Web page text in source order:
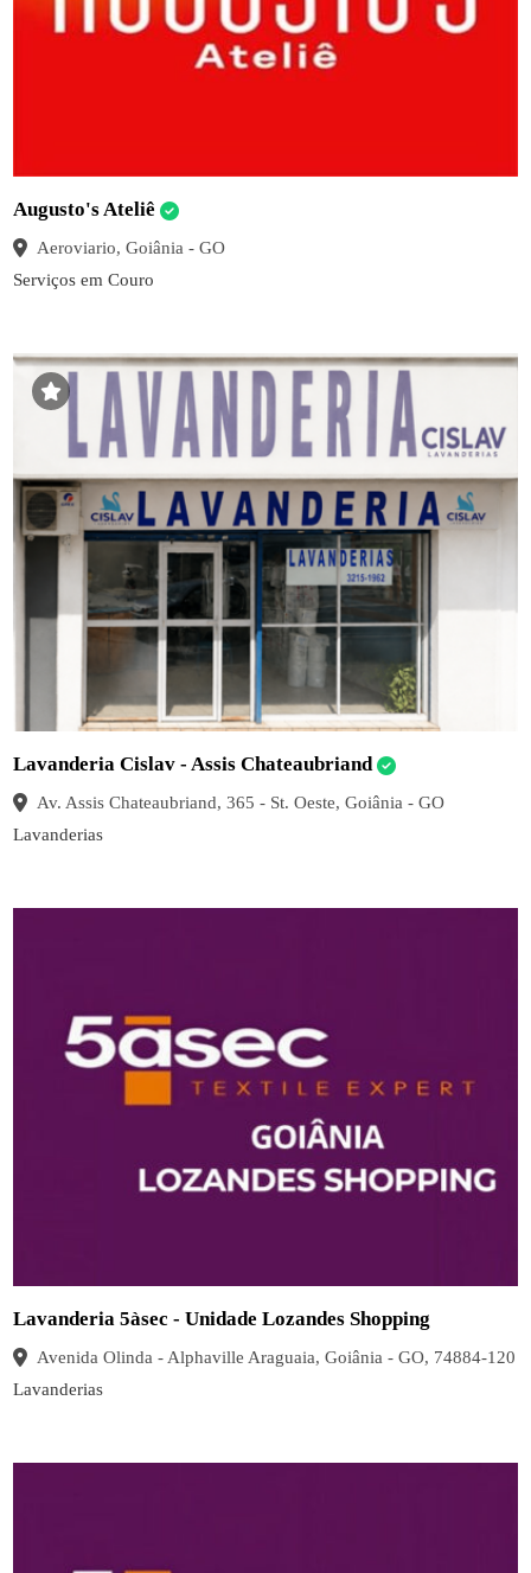
Augusto's Ateliê
Aeroviario, Goiânia - GO
Serviços em Couro
Lavanderia Cislav - Assis Chateaubriand
Av. Assis Chateaubriand, 365 - St. Oeste, Goiânia - GO
Lavanderias
Lavanderia 5àsec - Unidade Lozandes Shopping
Avenida Olinda - Alphaville Araguaia, Goiânia - GO, 74884-120
Lavanderias